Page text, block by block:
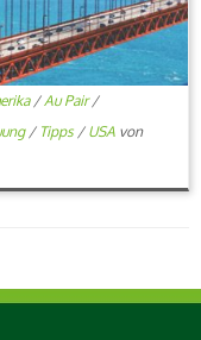
/ Au Pair/
/ Tipps / USA von